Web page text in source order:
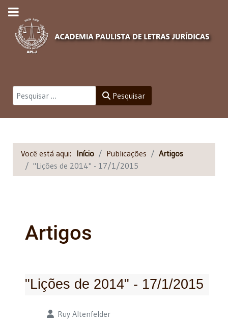
Pesquisar Pesquisar
Você está aqui: Início Publicações
Artigos
"Lições de 2014" - 17/1/2015
Artigos
"Lições de 2014" - 17/1/2015
Detalhes Ruy Altenfelder